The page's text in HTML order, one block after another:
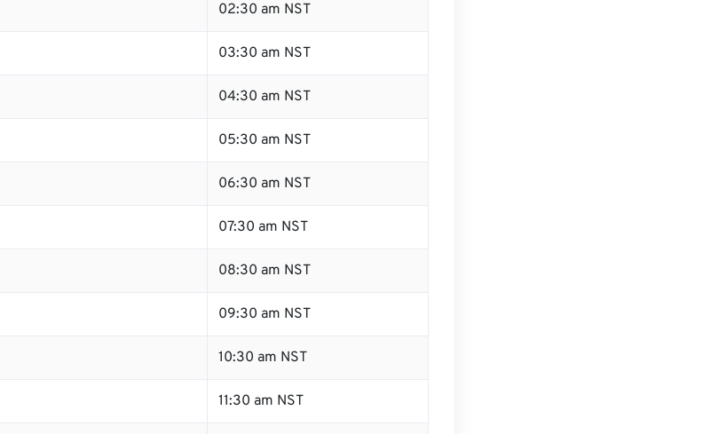
02:30 am NST
03:30 am NST
04:30 am NST
05:30 am NST
06:30 am NST
07:30 am NST
08:30 am NST
09:30 am NST
10:30 am NST
11:30 am NST